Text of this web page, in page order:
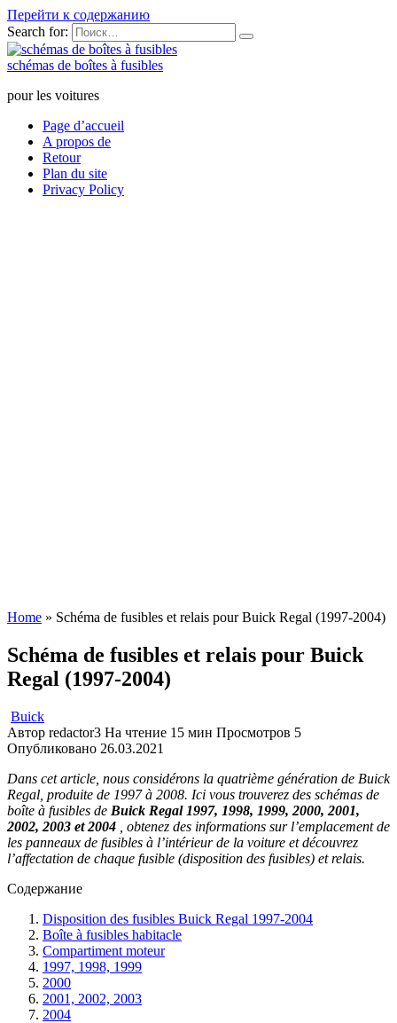
Перейти к содержанию
Search for:
schémas de boîtes à fusibles
pour les voitures
Page d’accueil
A propos de
Retour
Plan du site
Privacy Policy
Home » Schéma de fusibles et relais pour Buick Regal (1997-2004)
Schéma de fusibles et relais pour Buick
Regal (1997-2004)
Buick
Автор redactor3 На чтение 15 мин Просмотров 5
Опубликовано 26.03.2021
Dans cet article, nous considérons la quatrième génération de Buick
Regal, produite de 1997 à 2008. Ici vous trouverez des schémas de
boîte à fusibles de Buick Regal 1997, 1998, 1999, 2000, 2001,
2002, 2003 et 2004 , obtenez des informations sur l’emplacement de
les panneaux de fusibles à l’intérieur de la voiture et découvrez
l’affectation de chaque fusible (disposition des fusibles) et relais.
Содержание
Disposition des fusibles Buick Regal 1997-2004
Boîte à fusibles habitacle
Compartiment moteur
1997, 1998, 1999
2000
2001, 2002, 2003
2004